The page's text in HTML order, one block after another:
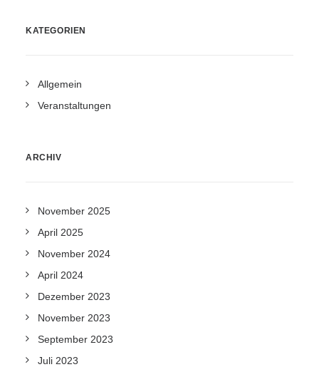
KATEGORIEN
Allgemein
Veranstaltungen
ARCHIV
November 2025
April 2025
November 2024
April 2024
Dezember 2023
November 2023
September 2023
Juli 2023